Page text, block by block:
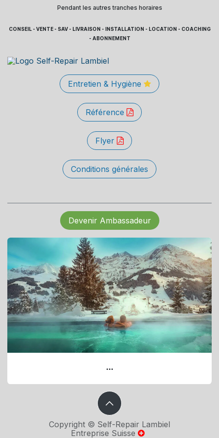
Pendant les autres tranches horaires
CONSEIL - VENTE - SAV - LIVRAISON - INSTALLATION - LOCATION - COACHING
- ABONNEMENT
Entretien & Hygiène
Référence
Flyer
Conditions générales
Devenir Ambassadeur
...
Copyright © Self-Repair Lambiel
Entreprise Suisse